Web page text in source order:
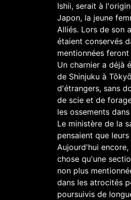
Ishii, serait à
Japon, la jeune
Alliés. Lors de son
étaient conservés
mentionnées
Un charnier a déjà
de Shinjuku à
d'étrangers, sans
de scie et de
les ossements
Le ministère de la
pensaient que
Aujourd'hui
chose qu'une
non plus
dans les atrocités
poursuivis de